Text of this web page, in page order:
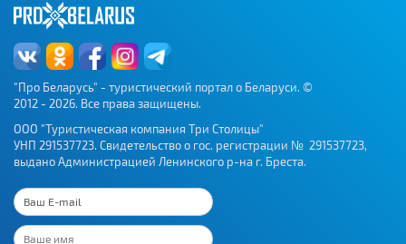
Железнодорожные
вокзалы
"Про Беларусь" - туристический портал о Беларуси. ©
2012 - 2026. Все права защищены.
ООО "Туристическая компания Три Столицы"
УНП 291537723. Свидетельство о гос. регистрации № 291537723,
выдано Администрацией Ленинского р-на г. Бреста.